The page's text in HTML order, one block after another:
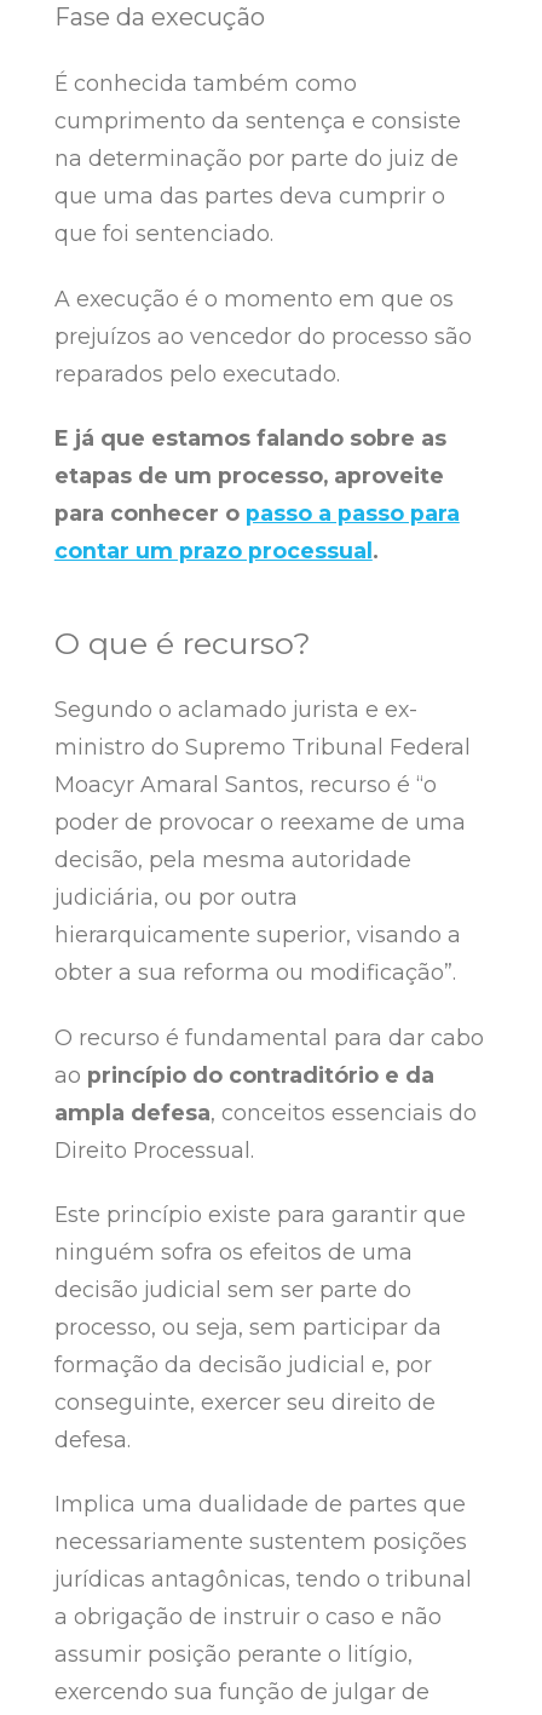
Fase da execução
É conhecida também como
cumprimento da sentença e consiste
na determinação por parte do juiz de
que uma das partes deva cumprir o
que foi sentenciado.
A execução é o momento em que os
prejuízos ao vencedor do processo são
reparados pelo executado.
E já que estamos falando sobre as
etapas de um processo, aproveite
para conhecer o passo a passo para
contar um prazo processual .
O que é recurso?
Segundo o aclamado jurista e ex-
ministro do Supremo Tribunal Federal
Moacyr Amaral Santos, recurso é “o
poder de provocar o reexame de uma
decisão, pela mesma autoridade
judiciária, ou por outra
hierarquicamente superior, visando a
obter a sua reforma ou modificação”.
O recurso é fundamental para dar cabo
ao princípio do contraditório e da
ampla defesa, conceitos essenciais do
Direito Processual.
Este princípio existe para garantir que
ninguém sofra os efeitos de uma
decisão judicial sem ser parte do
processo, ou seja, sem participar da
formação da decisão judicial e, por
conseguinte, exercer seu direito de
defesa.
Implica uma dualidade de partes que
necessariamente sustentem posições
jurídicas antagônicas, tendo o tribunal
a obrigação de instruir o caso e não
assumir posição perante o litígio,
exercendo sua função de julgar de